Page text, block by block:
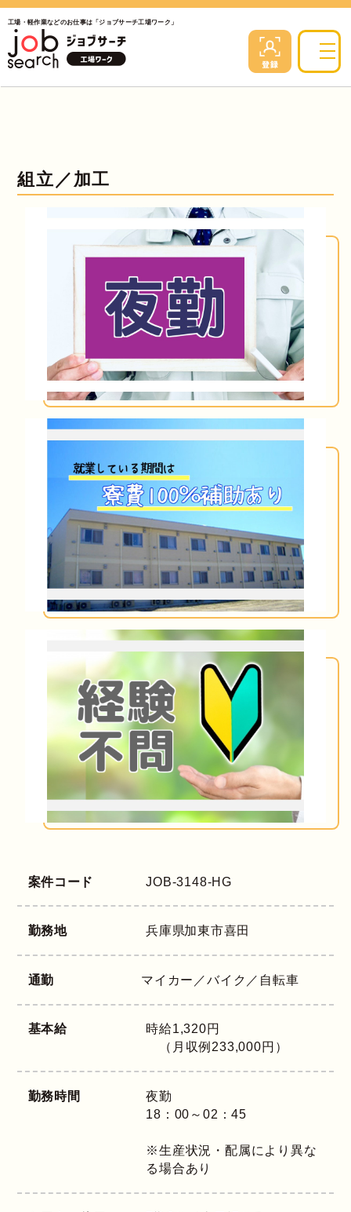
工場・軽作業などのお仕事は「ジョブサーチ工場ワーク」
組立／加工
案件コード JOB-3148-HG
勤務地 兵庫県加東市喜田
通勤 マイカー／バイク／自転車
基本給
時給1,320円
（月収例233,000円）
勤務時間
夜勤
18：00～02：45
※生産状況・配属により異な
る場合あり